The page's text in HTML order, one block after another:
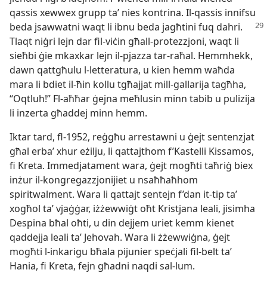
qassis xewwex grupp taʼ nies kontrina. Il-​qassis innifsu
beda jsawwatni waqt li ibnu beda jagħtini fuq dahri.
Tlaqt niġri lejn dar fil-​viċin għall-​protezzjoni, waqt li
sieħbi ġie mkaxkar lejn il-​pjazza tar-​raħal. Hemmhekk,
dawn qattgħulu l-​letteratura, u kien hemm waħda
mara li bdiet il-​ħin kollu tgħajjat mill-​gallarija tagħha,
“Oqtluh!” Fl-​aħħar ġejna meħlusin minn tabib u pulizija
li inzerta għaddej minn hemm.
Iktar tard, fl-​1952, reġgħu arrestawni u ġejt sentenzjat
għal erbaʼ xhur eżilju, li qattajthom f’Kastelli Kissamos,
fi Kreta. Immedjatament wara, ġejt mogħti taħriġ biex
inżur il-​kongregazzjonijiet u nsaħħaħhom
spiritwalment. Wara li qattajt sentejn f’dan it-​tip taʼ
xogħol taʼ vjaġġar, iżżewwiġt oħt Kristjana leali, jisimha
Despina bħal oħti, u din dejjem uriet kemm kienet
qaddejja leali taʼ Jehovah. Wara li żżewwiġna, ġejt
mogħti l-​inkarigu bħala pijunier speċjali fil-​belt taʼ
Hania, fi Kreta, fejn għadni naqdi sal-​lum.